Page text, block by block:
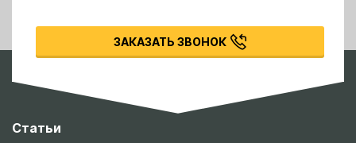
ЗАКАЗАТЬ ЗВОНОК
Статьи